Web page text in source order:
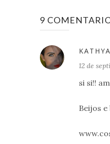
9
12 de
si si!!
Beijos